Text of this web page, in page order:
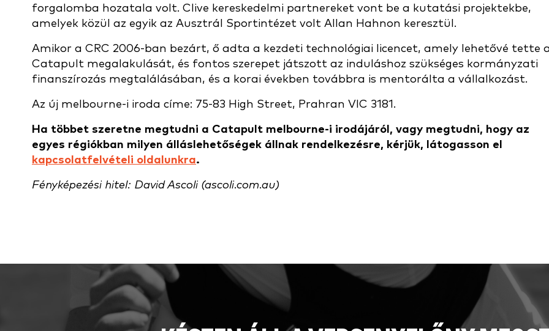
forgalomba hozatala volt. Clive kereskedelmi partnereket vont be a kutatási projektekbe,
amelyek közül az egyik az Ausztrál Sportintézet volt Allan Hahnon keresztül.
Amikor a CRC 2006-ban bezárt, ő adta a kezdeti technológiai licencet, amely lehetővé tette
Catapult megalakulását, és fontos szerepet játszott az induláshoz szükséges kormányzati
finanszírozás megtalálásában, és a korai években továbbra is mentorálta a vállalkozást.
Az új melbourne-i iroda címe: 75-83 High Street, Prahran VIC 3181.
Ha többet szeretne megtudni a Catapult melbourne-i irodájáról, vagy megtudni, hogy az
egyes régiókban milyen álláslehetőségek állnak rendelkezésre, kérjük, látogasson el
kapcsolatfelvételi oldalunkra.
Fényképezési hitel: David Ascoli (ascoli.com.au)